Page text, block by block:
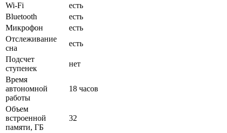
Wi-Fi
есть
Bluetooth
есть
Микрофон
есть
Отслеживание
сна
есть
Подсчет
ступенек
нет
Время
автономной
работы
18 часов
Объем
встроенной
памяти, ГБ
32